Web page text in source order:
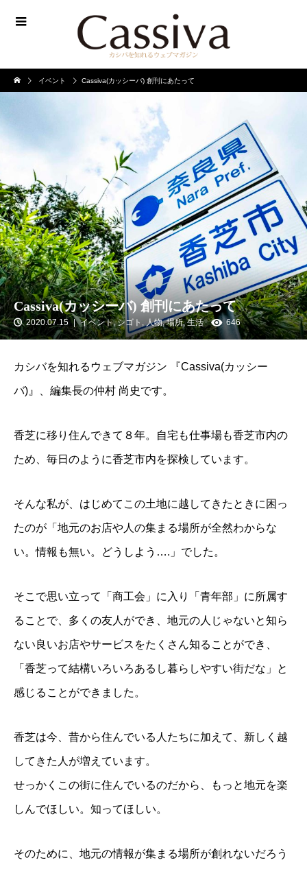
イベント Cassiva(カッシーバ) 創刊にあたって
Cassiva(カッシーバ) 創刊にあたって
2020.07.15 イベント,シゴト , 人物,場所,生活 646
カシバを知れるウェブマガジン 『Cassiva(カッシー
バ)』、編集長の仲村 尚史です。
香芝に移り住んできて８年。自宅も仕事場も香芝市内の
ため、毎日のように香芝市内を探検しています。
そんな私が、はじめてこの土地に越してきたときに困っ
たのが「地元のお店や人の集まる場所が全然わからな
い。情報も無い。どうしよう….」でした。
そこで思い立って「商工会」に入り「青年部」に所属す
ることで、多くの友人ができ、地元の人じゃないと知ら
ない良いお店やサービスをたくさん知ることができ、
「香芝って結構いろいろあるし暮らしやすい街だな」と
感じることができました。
香芝は今、昔から住んでいる人たちに加えて、新しく越
してきた人が増えています。
せっかくこの街に住んでいるのだから、もっと地元を楽
しんでほしい。知ってほしい。
そのために、地元の情報が集まる場所が創れないだろう